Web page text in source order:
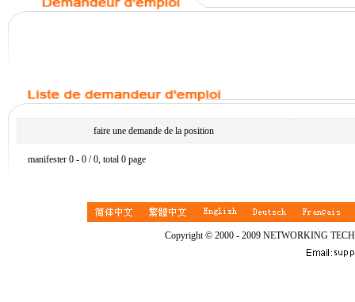
faire une demande de la position
manifester 0 - 0 / 0, total 0 page
Copyright © 2000 - 2009 NETWORKING